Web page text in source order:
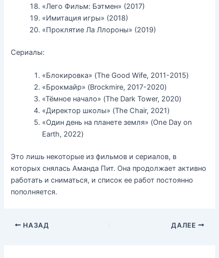
«Лего Фильм: Бэтмен» (2017)
«Имитация игры» (2018)
«Проклятие Ла Ллороны» (2019)
Сериалы:
«Блокировка» (The Good Wife, 2011-2015)
«Брокмайр» (Brockmire, 2017-2020)
«Тёмное начало» (The Dark Tower, 2020)
«Директор школы» (The Chair, 2021)
«Один день на планете земля» (One Day on
Earth, 2022)
Это лишь некоторые из фильмов и сериалов, в
которых снялась Аманда Пит. Она продолжает активно
работать и сниматься, и список ее работ постоянно
пополняется.
НАЗАД ДАЛЕЕ